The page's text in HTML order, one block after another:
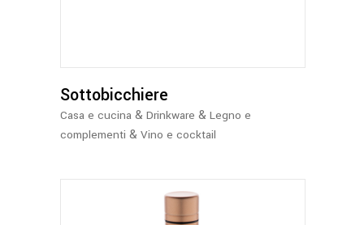
Sottobicchiere
Casa e cucina & Drinkware & Legno e
complementi & Vino e cocktail